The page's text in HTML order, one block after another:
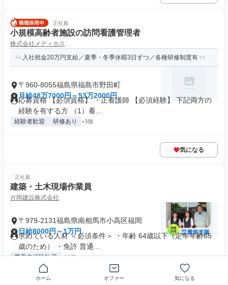
正社員
小規模高齢者施設の訪問看護管理者
株式会社メディホス
入社祝金20万円支給／夏季・冬季休暇3日ずつ／各種研修制度有
〒960-8055福島県福島市野田町
月給48万7000円～53万2000円
応募資格 【必須資格】 ・正看護師 【必須経験】 下記両方の
経験を有する方 （1）看...
経験者歓迎 研修あり +3個
気になる
正社員
建築・土木現場作業員
片岡建設株式会社
〒979-2131福島県南相馬市小高区福岡
日給8000円～1万円
求めている人材 ＜必須条件＞ ・年齢 64歳以下（定年年齢65
歳のため） ・免許 普通...
業界未経験歓迎 +11個
ホーム オファー 気になる